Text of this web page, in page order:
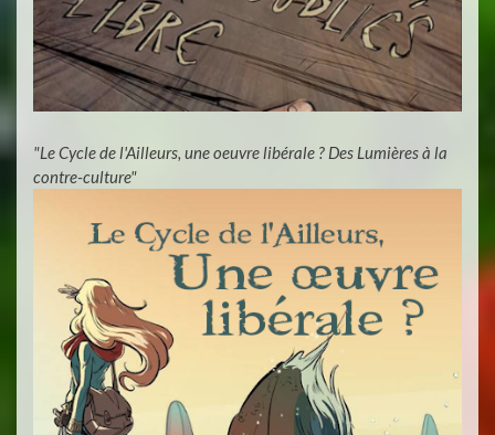
"Le Cycle de l'Ailleurs, une oeuvre libérale ? Des Lumières à la
contre-culture"